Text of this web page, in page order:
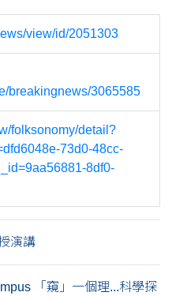
view/id/2051303
breakingnews/3065585
folksonomy/detail?
73d0-48cc-
8df0-
演講
「窺」一個理...科學探